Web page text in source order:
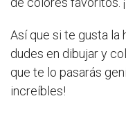
Así que si te gusta la
dudes en dibujar y
que te lo pasarás
increíbles!